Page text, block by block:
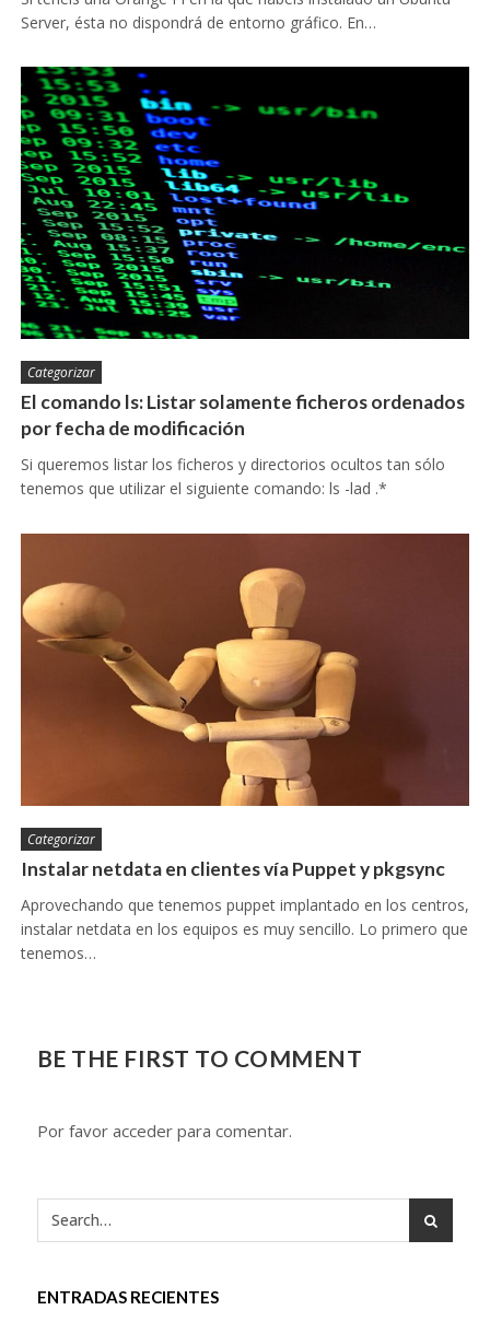
Server, ésta no dispondrá de entorno gráfico. En…
Categorizar
El comando ls: Listar solamente ficheros ordenados
por fecha de modificación
Si queremos listar los ficheros y directorios ocultos tan sólo
tenemos que utilizar el siguiente comando: ls -lad .*
Categorizar
Instalar netdata en clientes vía Puppet y pkgsync
Aprovechando que tenemos puppet implantado en los centros,
instalar netdata en los equipos es muy sencillo. Lo primero que
tenemos…
BE THE FIRST TO COMMENT
Por favor acceder para comentar.
ENTRADAS RECIENTES